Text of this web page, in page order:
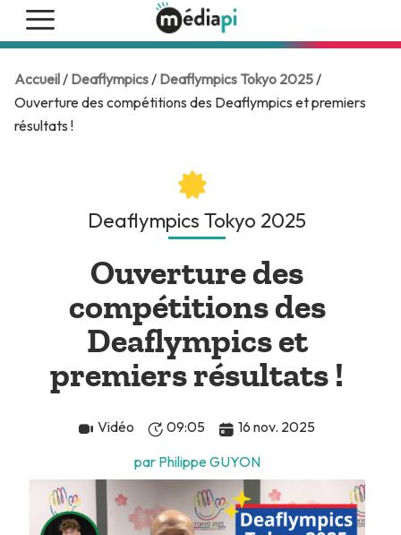
Accueil/ Deaflympics/ Deaflympics Tokyo 2025/
Ouverture des compétitions des Deaflympics et premiers
résultats !
Deaflympics Tokyo 2025
Ouverture des
compétitions des
Deaflympics et
premiers résultats !
Vidéo 09:05
16 nov. 2025
par Philippe GUYON